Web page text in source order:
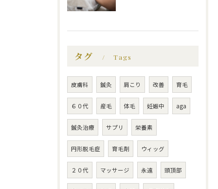
タグ Tags
皮膚科 鍼灸 肩こり 改善 育毛
６０代 産毛 体毛 妊娠中 aga
鍼灸治療 サプリ 栄養素
円形脱毛症 育毛剤 ウィッグ
２０代 マッサージ 永遠 頭頂部